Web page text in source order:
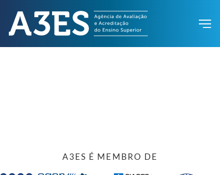
A3ES É MEMBRO DE